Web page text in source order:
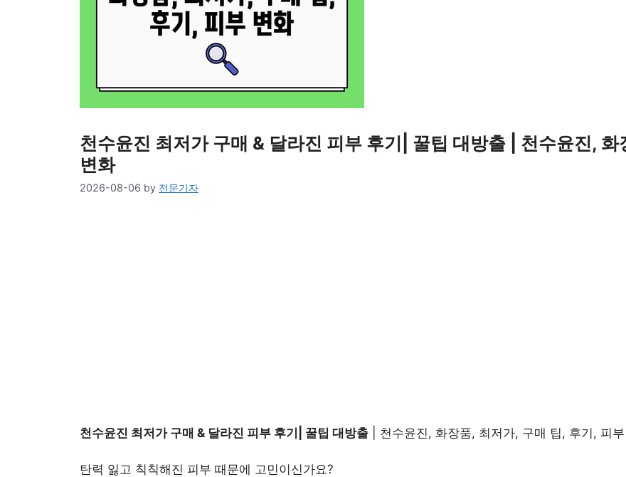
천수윤진 최저가 구매 & 달라진 피부 후기| 꿀팁 대방출 | 천수윤진,
변화
2026-08-06 by 전문기자
천수윤진 최저가 구매 & 달라진 피부 후기| 꿀팁 대방출 | 천수윤진, 화장품, 최저가, 구매 팁, 후기, 피
탄력 잃고 칙칙해진 피부 때문에 고민이신가요?